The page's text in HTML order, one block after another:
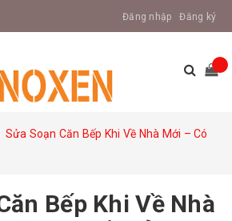
Đăng nhập Đăng ký
Sửa Soạn Căn Bếp Khi Về Nhà Mới – Có
Bếp Khi Về Nhà